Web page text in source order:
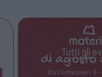
Tutti gli
di agosto
Via Confalonieri, 5